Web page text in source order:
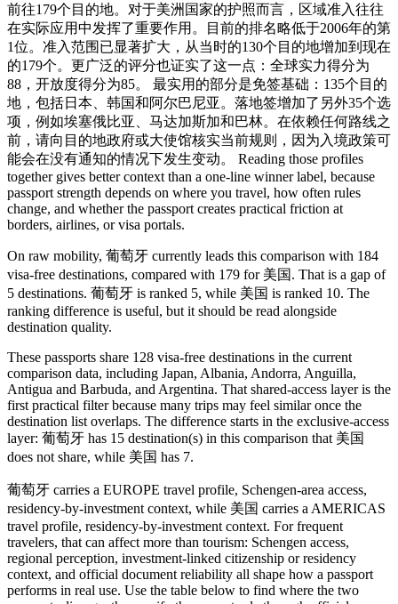
前往179个目的地。对于美洲国家的护照而言，区域准入往往
在实际应用中发挥了重要作用。目前的排名略低于2006年的第
1位。准入范围已显著扩大，从当时的130个目的地增加到现在
的179个。更广泛的评分也证实了这一点：全球实力得分为
88，开放度得分为85。 最实用的部分是免签基础：135个目的
地，包括日本、韩国和阿尔巴尼亚。落地签增加了另外35个选
项，例如埃塞俄比亚、马达加斯加和巴林。在依赖任何路线之
前，请向目的地政府或大使馆核实当前规则，因为入境政策可
能会在没有通知的情况下发生变动。 Reading those profiles
together gives better context than a one-line winner label, because
passport strength depends on where you travel, how often rules
change, and whether the passport creates practical friction at
borders, airlines, or visa portals.
On raw mobility, 葡萄牙 currently leads this comparison with 184
visa-free destinations, compared with 179 for 美国. That is a gap of
5 destinations. 葡萄牙 is ranked 5, while 美国 is ranked 10. The
ranking difference is useful, but it should be read alongside
destination quality.
These passports share 128 visa-free destinations in the current
comparison data, including Japan, Albania, Andorra, Anguilla,
Antigua and Barbuda, and Argentina. That shared-access layer is the
first practical filter because many trips may feel similar once the
destination list overlaps. The difference starts in the exclusive-access
layer: 葡萄牙 has 15 destination(s) in this comparison that 美国
does not share, while 美国 has 7.
葡萄牙 carries a EUROPE travel profile, Schengen-area access,
residency-by-investment context, while 美国 carries a AMERICAS
travel profile, residency-by-investment context. For frequent
travelers, that can affect more than tourism: Schengen access,
regional perception, investment-linked citizenship or residency
context, and official document reliability all shape how a passport
performs in real use. Use the table below to find where the two